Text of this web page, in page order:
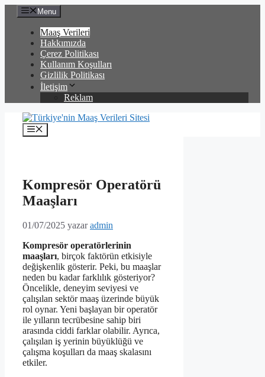
İçeriğe
atla
Menu
Maaş Verileri
Hakkımızda
Çerez Politikası
Kullanım Koşulları
Gizlilik Politikası
İletişim
Reklam
Menü
Kompresör Operatörü
Maaşları
01/07/2025 yazaradmin
Kompresör operatörlerinin
maaşları, birçok faktörün etkisiyle
değişkenlik gösterir. Peki, bu maaşlar
neden bu kadar farklılık gösteriyor?
Öncelikle, deneyim seviyesi ve
çalışılan sektör maaş üzerinde büyük
rol oynar. Yeni başlayan bir operatör
ile yılların tecrübesine sahip biri
arasında ciddi farklar olabilir. Ayrıca,
çalışılan iş yerinin büyüklüğü ve
çalışma koşulları da maaş skalasını
etkiler.